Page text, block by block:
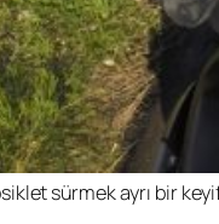
sürmek ayrı bir